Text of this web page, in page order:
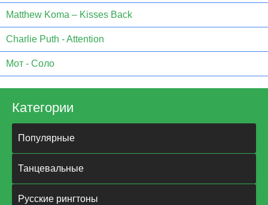
Matthew Koma – Kisses Back
Charlie Puth - Attention
Мот - Соло
Категории
Популярные
Танцевальные
Русские рингтоны